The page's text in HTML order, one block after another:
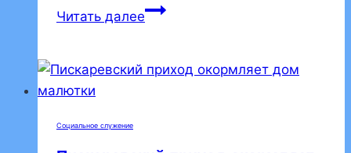
Читать далееДиакон
Социальное служение